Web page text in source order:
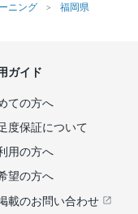
ニング
福岡県
ガイド
ての方へ
度保証について
用の方へ
望の方へ
載のお問い合わせ